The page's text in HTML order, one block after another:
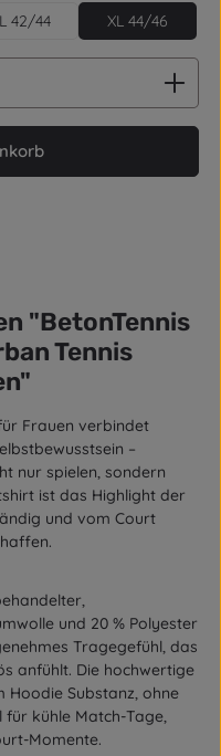
L 42/44 XL 44/46
Wert
"BetonTennis
Tennis
Frauen verbindet
–
nur spielen, sondern
ist das Highlight der
und vom Court
und 20 % Polyester
Tragegefühl, das
anfühlt. Die hochwertige
Hoodie Substanz, ohne
kühle Match-Tage,
Momente.